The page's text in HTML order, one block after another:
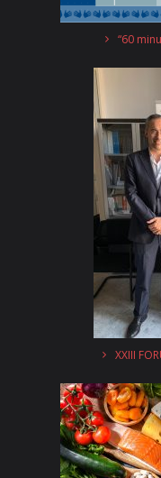
“60
XXIII